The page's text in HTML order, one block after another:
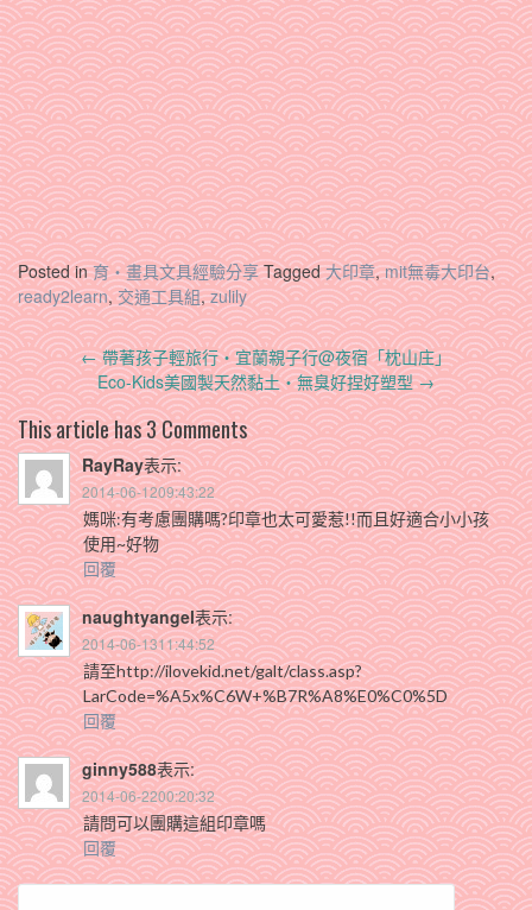
Posted in育‧畫具文具經驗分享Tagged大印章,mit無毒大印台,
ready2learn,交通工具組,zulily
Post
navigation
←帶著孩子輕旅行‧宜蘭親子行@夜宿「枕山庄」
Eco-Kids美國製天然黏土‧無臭好捏好塑型→
This article has 3 Comments
RayRay表示:
2014-06-1209:43:22
媽咪:有考慮團購嗎?印章也太可愛惹!!而且好適合小小孩
使用~好物
回覆
naughtyangel表示:
2014-06-1311:44:52
請至http://ilovekid.net/galt/class.asp?
LarCode=%A5x%C6W+%B7R%A8%E0%C0%5D
回覆
ginny588表示:
2014-06-2200:20:32
請問可以團購這組印章嗎
回覆